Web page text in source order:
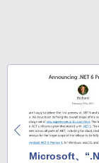
Microsoft、